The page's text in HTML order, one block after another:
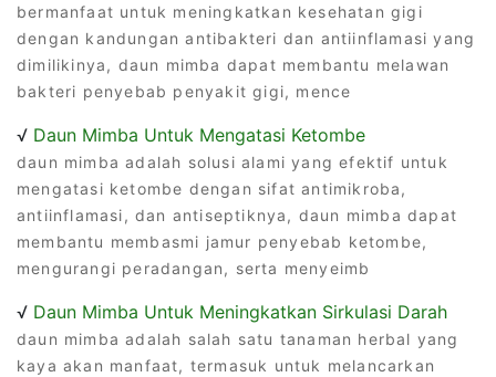
bermanfaat untuk meningkatkan kesehatan gigi
dengan kandungan antibakteri dan antiinflamasi yang
dimilikinya, daun mimba dapat membantu melawan
bakteri penyebab penyakit gigi, mence
√ Daun Mimba Untuk Mengatasi Ketombe
daun mimba adalah solusi alami yang efektif untuk
mengatasi ketombe dengan sifat antimikroba,
antiinflamasi, dan antiseptiknya, daun mimba dapat
membantu membasmi jamur penyebab ketombe,
mengurangi peradangan, serta menyeimb
√ Daun Mimba Untuk Meningkatkan Sirkulasi Darah
daun mimba adalah salah satu tanaman herbal yang
kaya akan manfaat, termasuk untuk melancarkan